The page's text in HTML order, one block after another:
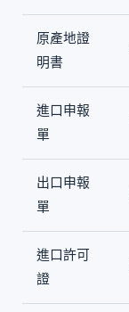
原產地證
明書
進口申報
單
出口申報
單
進口許可
證